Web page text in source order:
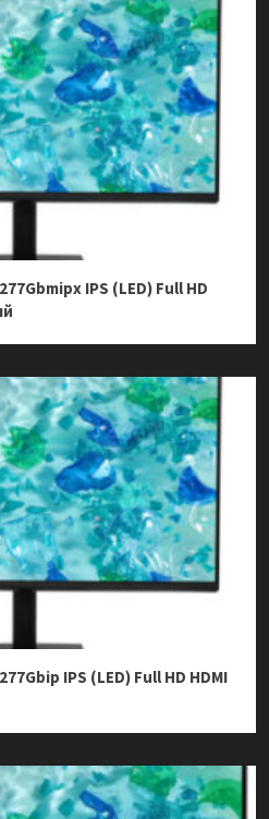
IPS (LED) Full HD
IPS (LED) Full HD HDMI